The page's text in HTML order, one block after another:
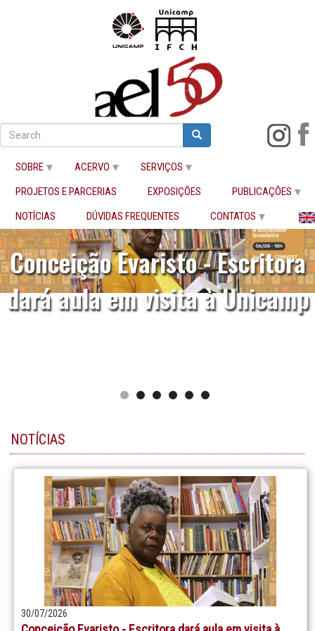
para
principal
Buscar
Search Search
SOBRE ACERVO
SERVIÇOS
PROJETOS E PARCERIAS
EXPOSIÇÕES
PUBLICAÇÕES
NOTÍCIAS
DÚVIDAS FREQUENTES CONTATOS
Conceição Evaristo - Escritora
dará aula em visita à Unicamp
NOTÍCIAS
30/07/2026